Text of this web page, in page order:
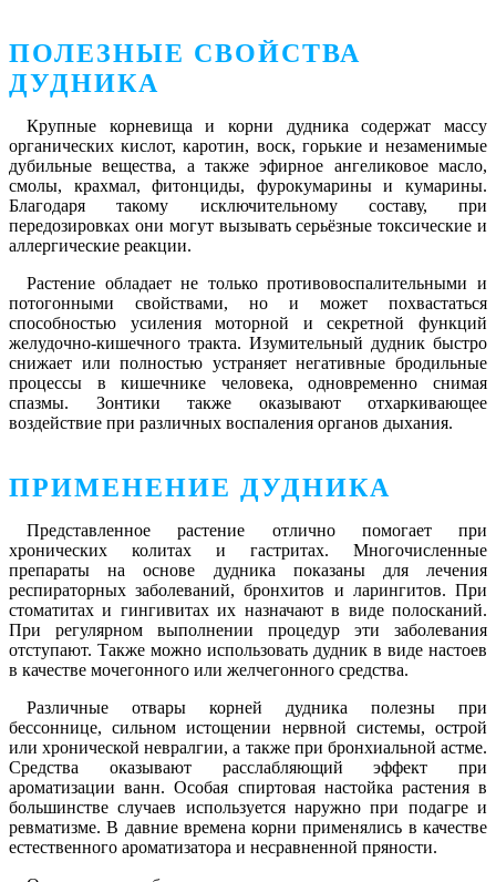
ПОЛЕЗНЫЕ СВОЙСТВА
ДУДНИКА
Крупные корневища и корни дудника содержат массу
органических кислот, каротин, воск, горькие и незаменимые
дубильные вещества, а также эфирное ангеликовое масло,
смолы, крахмал, фитонциды, фурокумарины и кумарины.
Благодаря такому исключительному составу, при
передозировках они могут вызывать серьёзные токсические и
аллергические реакции.
Растение обладает не только противовоспалительными и
потогонными свойствами, но и может похвастаться
способностью усиления моторной и секретной функций
желудочно-кишечного тракта. Изумительный дудник быстро
снижает или полностью устраняет негативные бродильные
процессы в кишечнике человека, одновременно снимая
спазмы. Зонтики также оказывают отхаркивающее
воздействие при различных воспаления органов дыхания.
ПРИМЕНЕНИЕ ДУДНИКА
Представленное растение отлично помогает при
хронических колитах и гастритах. Многочисленные
препараты на основе дудника показаны для лечения
респираторных заболеваний, бронхитов и ларингитов. При
стоматитах и гингивитах их назначают в виде полосканий.
При регулярном выполнении процедур эти заболевания
отступают. Также можно использовать дудник в виде настоев
в качестве мочегонного или желчегонного средства.
Различные отвары корней дудника полезны при
бессоннице, сильном истощении нервной системы, острой
или хронической невралгии, а также при бронхиальной астме.
Средства оказывают расслабляющий эффект при
ароматизации ванн. Особая спиртовая настойка растения в
большинстве случаев используется наружно при подагре и
ревматизме. В давние времена корни применялись в качестве
естественного ароматизатора и несравненной пряности.